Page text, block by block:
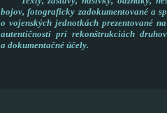
bojov, fotograficky zadokumentované a
o vojenských jednotkách prezentované
autentičnosti pri rekonštrukciách
a dokumentačné účely.